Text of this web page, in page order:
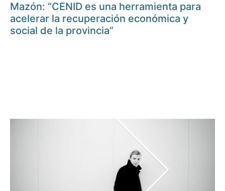
Mazón: “CENID es una herramienta para
acelerar la recuperación económica y
social de la provincia”